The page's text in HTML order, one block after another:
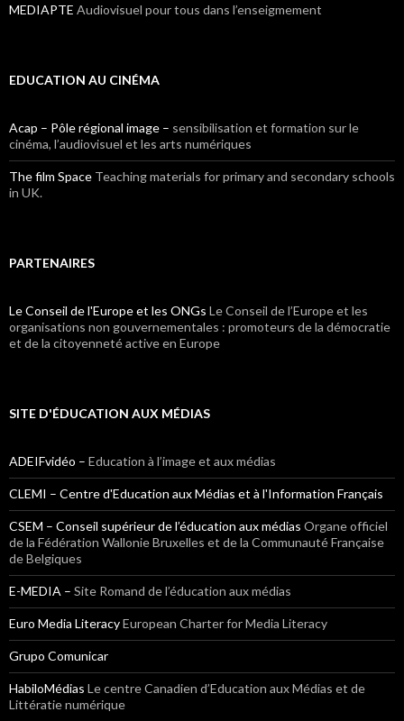
MEDIAPTE Audiovisuel pour tous dans l’enseigmement
EDUCATION AU CINÉMA
Acap – Pôle régional image – sensibilisation et formation sur le
cinéma, l’audiovisuel et les arts numériques
The film Space Teaching materials for primary and secondary schools
in UK.
PARTENAIRES
Le Conseil de l'Europe et les ONGs Le Conseil de l’Europe et les
organisations non gouvernementales : promoteurs de la démocratie
et de la citoyenneté active en Europe
SITE D'ÉDUCATION AUX MÉDIAS
ADEIFvidéo – Education à l’image et aux médias
CLEMI – Centre d'Education aux Médias et à l'Information Français
CSEM – Conseil supérieur de l’éducation aux médias Organe officiel
de la Fédération Wallonie Bruxelles et de la Communauté Française
de Belgiques
E-MEDIA – Site Romand de l’éducation aux médias
Euro Media LiteracyEuropean Charter for Media Literacy
Grupo Comunicar
HabiloMédias Le centre Canadien d’Education aux Médias et de
Littératie numérique